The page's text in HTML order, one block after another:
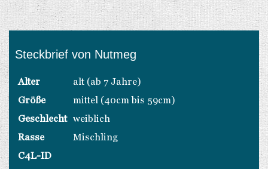
Steckbrief von Nutmeg
Alter
alt (ab 7 Jahre)
Größe
mittel (40cm bis 59cm)
Geschlecht weiblich
Rasse
Mischling
C4L-ID